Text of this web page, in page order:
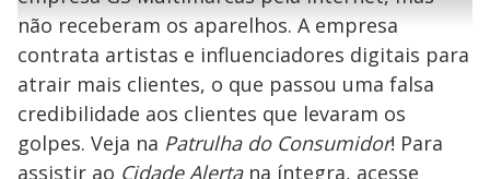
a
y
n
d
s
u
n
o
s
M
u
d
não receberam os aparelhos. A empresa
contrata artistas e influenciadores digitais para
atrair mais clientes, o que passou uma falsa
credibilidade aos clientes que levaram os
golpes. Veja na Patrulha do Consumidor! Para
assistir ao Cidade Alertana íntegra, acesse